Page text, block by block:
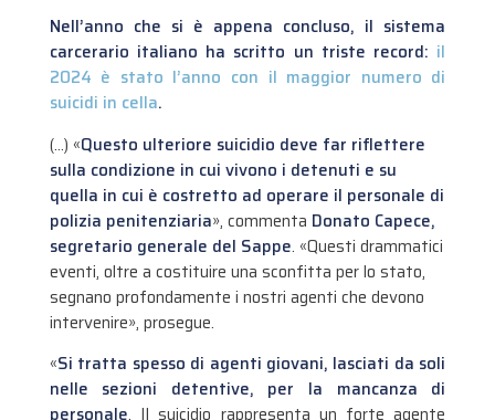
Nell’anno che si è appena concluso, il sistema
carcerario italiano ha scritto un triste record: il
2024 è stato l’anno con il maggior numero di
suicidi in cella.
(…) «Questo ulteriore suicidio deve far riflettere
sulla condizione in cui vivono i detenuti e su
quella in cui è costretto ad operare il personale di
polizia penitenziaria», commenta Donato Capece,
segretario generale del Sappe. «Questi drammatici
eventi, oltre a costituire una sconfitta per lo stato,
segnano profondamente i nostri agenti che devono
intervenire», prosegue.
«Si tratta spesso di agenti giovani, lasciati da soli
nelle sezioni detentive, per la mancanza di
personale. Il suicidio rappresenta un forte agente